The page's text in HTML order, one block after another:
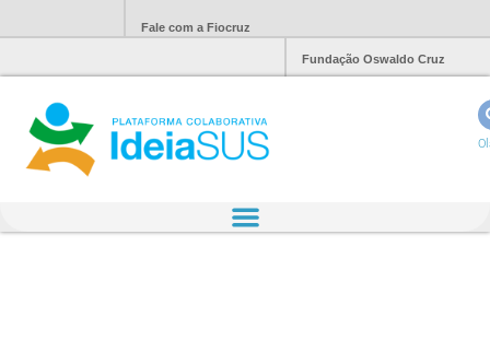
Fale com a Fiocruz
Fundação Oswaldo Cruz